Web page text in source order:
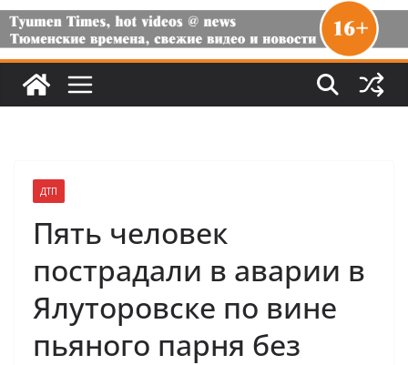
ДТП
Пять человек
пострадали в аварии в
Ялуторовске по вине
пьяного парня без